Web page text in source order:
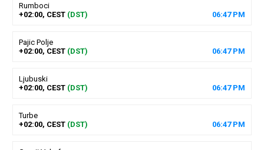
Rumboci
+02:00, CEST (DST) 06:47PM
Pajic Polje
+02:00, CEST (DST) 06:47PM
Ljubuski
+02:00, CEST (DST) 06:47PM
Turbe
+02:00, CEST (DST) 06:47PM